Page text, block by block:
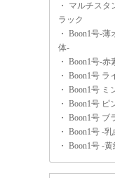
・ マルチスタ
ラック
・ Boon1号-薄
体-
・ Boon1号-赤
・ Boon1号 ラ
・ Boon1号 ミ
・ Boon1号 ピ
・ Boon1号 ブ
・ Boon1号 -
・ Boon1号 -